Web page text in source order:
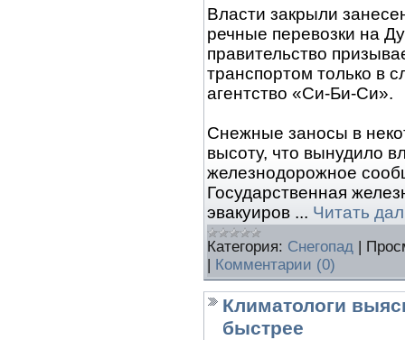
Власти закрыли
речные перевозки на
правительство
транспортом только в
агентство «Си-Би-Си».
Снежные заносы в
высоту, что вынудило
железнодорожное
Государственная
эвакуиров ... Читать
Категория: Снегопад |
| Комментарии (0)
Климатологи
быстрее